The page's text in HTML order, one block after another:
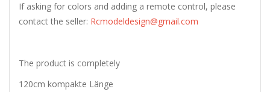
If asking for colors and adding a remote control, please
contact the seller: Rcmodeldesign@gmail.com
The product is completely
120cm kompakte Länge